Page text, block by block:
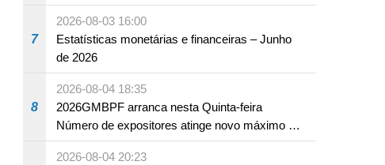
em Fuzhou
7
2026-08-03 16:00
Estatísticas monetárias e financeiras – Junho
de 2026
8
2026-08-04 18:35
2026GMBPF arranca nesta Quinta-feira
Número de expositores atinge novo máximo em
18 anos
2026-08-04 20:23